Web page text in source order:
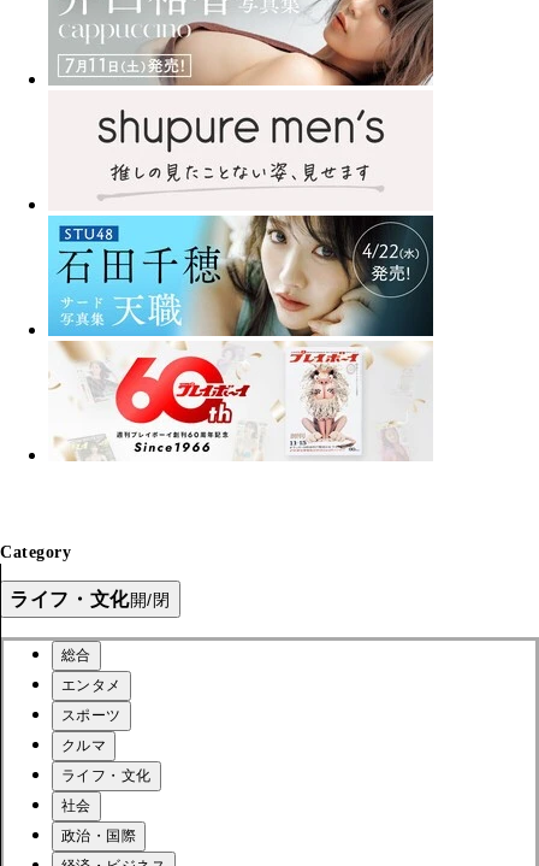
Category
ライフ・文化開/閉
総合
エンタメ
スポーツ
クルマ
ライフ・文化
社会
政治・国際